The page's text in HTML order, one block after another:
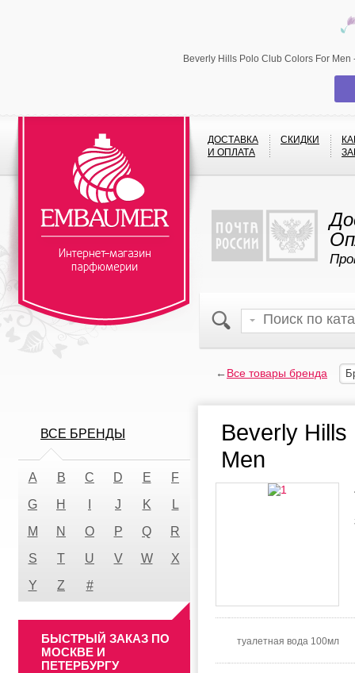
Beverly Hills Polo Club Colors For
ДОСТАВКА
И ОПЛАТА
СКИДКИ
←Все товары бренда
Beverly
Men
туалетная вода 100мл
ВСЕ БРЕНДЫ
A B C D E
F
G
H J K
L
M
N O P Q
R
S
T U V W
X
Y
Z #
БЫСТРЫЙ ЗАКАЗ ПО
МОСКВЕ И
ПЕТЕРБУРГУ